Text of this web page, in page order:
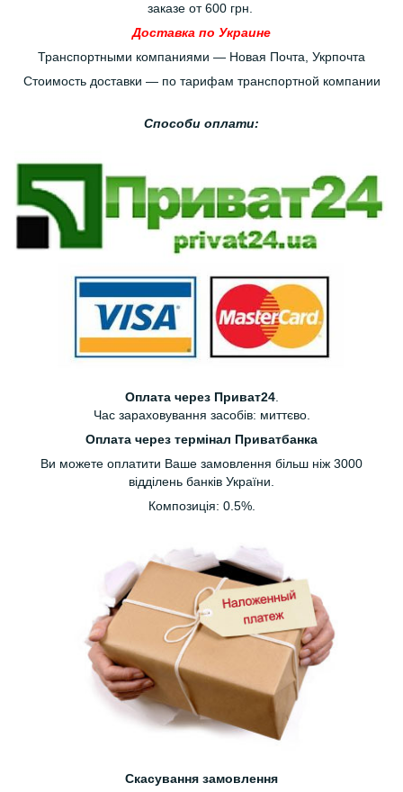
заказе от 600 грн.
Доставка по Украине
Транспортными компаниями — Новая Почта, Укрпочта
Стоимость доставки — по тарифам транспортной компании
Способи оплати:
Оплата через Приват24.
Час зараховування засобів: миттєво.
Оплата через термінал Приватбанка
Ви можете оплатити Ваше замовлення більш ніж 3000
відділень банків України.
Композиція: 0.5%.
Скасування замовлення